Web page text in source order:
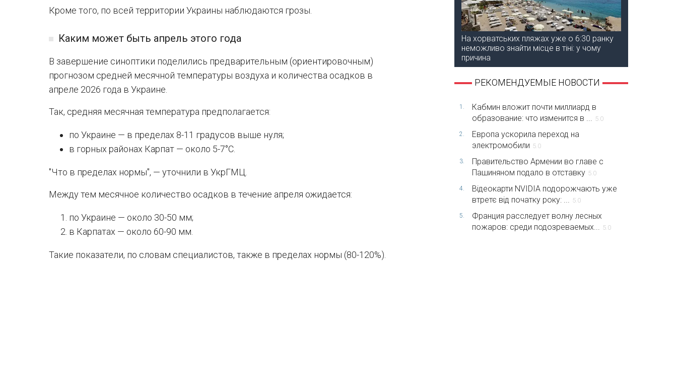
Кроме того, по всей территории Украины наблюдаются грозы.
Каким может быть апрель этого года
В завершение синоптики поделились предварительным (ориентировочным)
прогнозом средней месячной температуры воздуха и количества осадков в
апреле 2026 года в Украине.
Так, средняя месячная температура предполагается:
по Украине — в пределах 8-11 градусов выше нуля;
в горных районах Карпат — около 5-7°C.
"Что в пределах нормы", — уточнили в УкрГМЦ.
Между тем месячное количество осадков в течение апреля ожидается:
по Украине — около 30-50 мм;
в Карпатах — около 60-90 мм.
Такие показатели, по словам специалистов, также в пределах нормы (80-120%).
На хорватських пляжах уже о 6:30 ранку
неможливо знайти місце в тіні: у чому
причина
РЕКОМЕНДУЕМЫЕ НОВОСТИ
1.
Кабмин вложит почти миллиард в
образование: что изменится в ...
5.0
2.
Европа ускорила переход на
электромобили 5.0
3.
Правительство Армении во главе с
Пашиняном подало в отставку 5.0
4.
Відеокарти NVIDIA подорожчають уже
втретє від початку року: ...
5.0
5.
Франция расследует волну лесных
пожаров: среди подозреваемых...
5.0